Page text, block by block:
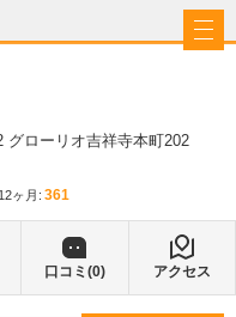
グローリオ吉祥寺本町202
ヶ月: 361
口コミ(0) アクセス